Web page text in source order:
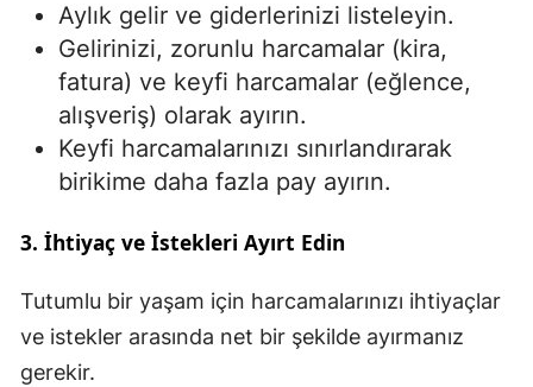
Samsun
Siirt
Sinop
Sivas
Tokat
Trabzon
Tunceli
Aylık gelir ve giderlerinizi listeleyin.
Gelirinizi, zorunlu harcamalar (kira,
fatura) ve keyfi harcamalar (eğlence,
alışveriş) olarak ayırın.
Keyfi harcamalarınızı sınırlandırarak
birikime daha fazla pay ayırın.
3. İhtiyaç ve İstekleri Ayırt Edin
Tutumlu bir yaşam için harcamalarınızı ihtiyaçlar
ve istekler arasında net bir şekilde ayırmanız
gerekir.